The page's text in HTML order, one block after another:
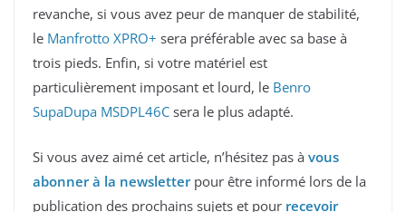
revanche, si vous avez peur de manquer de stabilité,
le Manfrotto XPRO+ sera préférable avec sa base à
trois pieds. Enfin, si votre matériel est
particulièrement imposant et lourd, le Benro
SupaDupa MSDPL46C sera le plus adapté.
Si vous avez aimé cet article, n’hésitez pas à vous
abonner à la newsletterpour être informé lors de la
publication des prochains sujets et pour recevoir